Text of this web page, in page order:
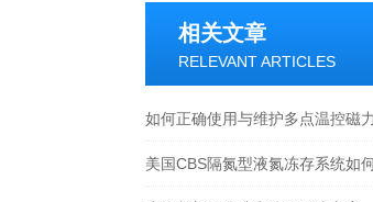
相关文章
RELEVANT ARTICLES